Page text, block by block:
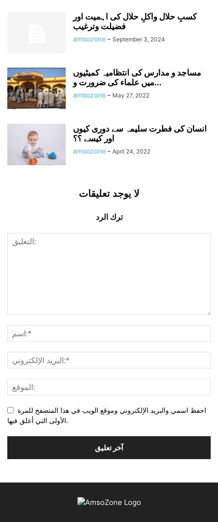
کسبِ حلال واکلِ حلال کی اہمیت اور
فضیلت وترغیب
amsozone - September 3, 2024
مساجد و مدارس کی انتظامیہ کمیٹیوں
میں علماء کی ضرورت و...
amsozone - May 27, 2022
انسان کی فطرت سلیمہ سے دوری کیوں
اور کیسے ؟؟
amsozone - April 24, 2022
لا يوجد تعليقات
ترك الرد
احفظ اسمي والبريد الإلكتروني وموقع الويب في هذا المتصفح للمرة
الأولى التي أعلق فيها.